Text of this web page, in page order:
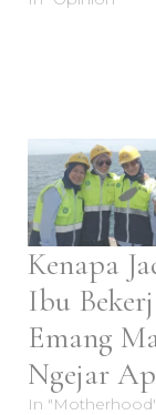
Kenapa
Ibu
Emang
Ngejar
In "Motherhood"